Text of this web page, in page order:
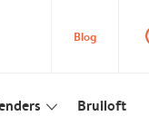
Blog
slim_arrow_down Bruiloft